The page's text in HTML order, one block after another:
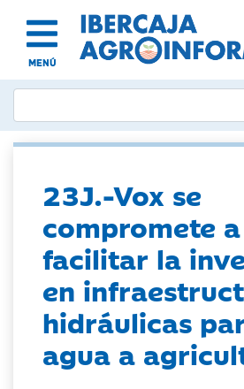
MENÚ
23J.-Vox se
compromete a
facilitar la
en
hidráulicas
agua a